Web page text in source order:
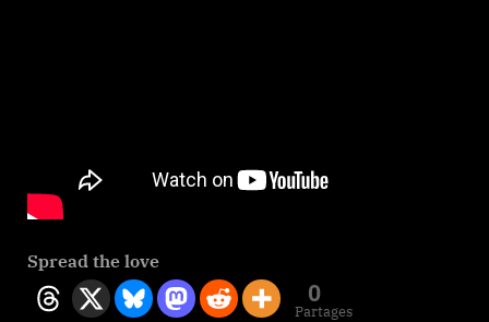
Spread the love
0
Partages